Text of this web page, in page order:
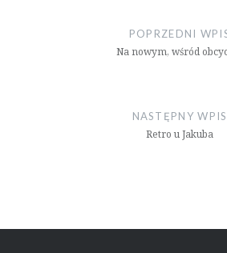
POPRZEDNI
Na nowym, wśród
NASTĘPNY WPIS
Retro u Jakuba